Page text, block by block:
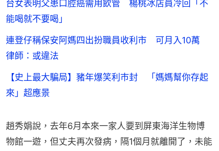
台女表明父患口腔癌需用飲管 楊桃冰店員冷回「不
能喝就不要喝」
連登仔稱保安阿媽四出扮職員收利市 可月入10萬
律師：或違法
【史上最大騙局】豬年爆笑利巿封 「媽媽幫你存起
來」超應景
趙秀娟說，去年6月本來一家人要到屏東海洋生物博
物館一遊，但丈夫再次發病，隔1個月就離開了，未能